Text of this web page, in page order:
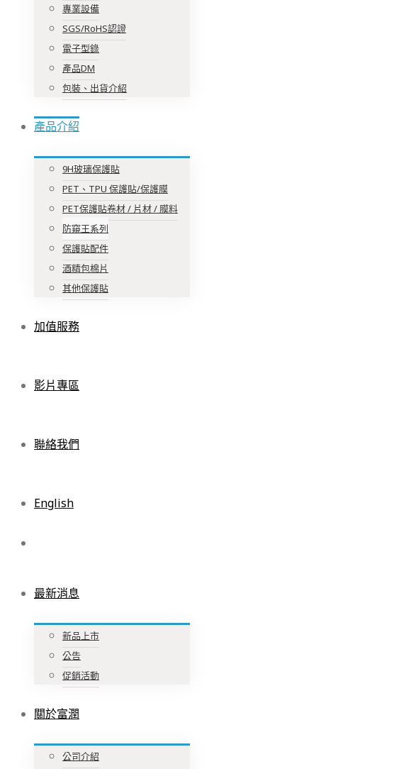
專業設備
SGS/RoHS認證
電子型錄
產品DM
包裝、出貨介紹
產品介紹
9H玻璃保護貼
PET、TPU 保護貼/保護膜
PET保護貼卷材 / 片材 / 膜料
防窺王系列
保護貼配件
酒精包棉片
其他保護貼
加值服務
影片專區
聯絡我們
English
最新消息
新品上市
公告
促銷活動
關於富潤
公司介紹